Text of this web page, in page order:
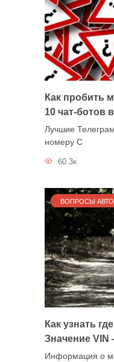
Как пробить
10 чат-ботов
Лучшие
номеру С
60.3к.
ВОПРОСЫ
Как узнать
Значение VIN
Информация о